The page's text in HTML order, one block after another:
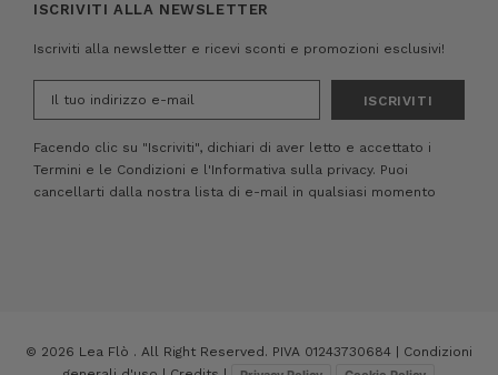
ISCRIVITI ALLA NEWSLETTER
Iscriviti alla newsletter e ricevi sconti e promozioni esclusivi!
Facendo clic su "Iscriviti", dichiari di aver letto e accettato i
Termini e le Condizioni e l'Informativa sulla privacy. Puoi
cancellarti dalla nostra lista di e-mail in qualsiasi momento
© 2026 Lea Flò . All Right Reserved. PIVA 01243730684 | Condizioni